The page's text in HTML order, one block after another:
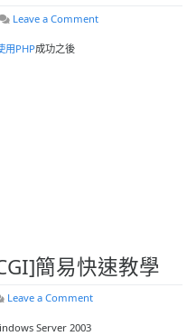
Leave a Commenton
用PHP成功之後
簡易快速教學
Leave a Commenton
Server 2003